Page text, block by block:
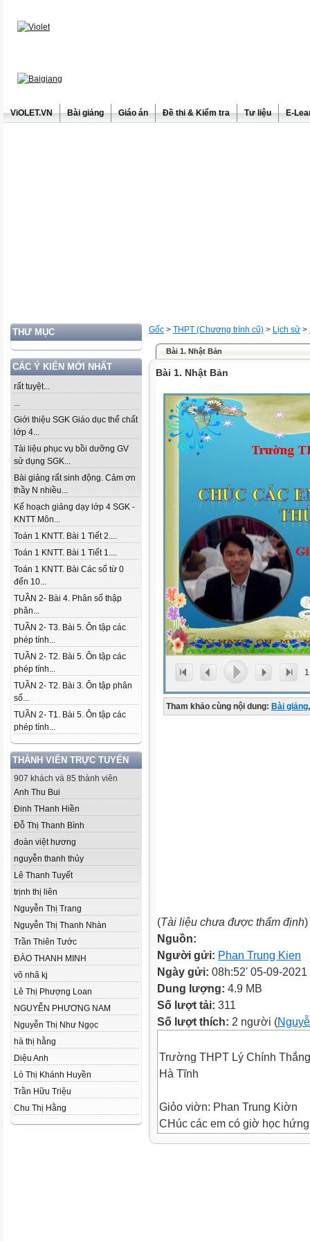
ViOLET.VN Bài giảng Giáo án Đề thi & Kiểm tra Tư liệu E-
THƯ MỤC
CÁC Ý KIẾN MỚI NHẤT
rất tuyệt...
...
Giới thiệu SGK Giáo dục thể chất
lớp 4...
Tài liệu phục vụ bồi dưỡng GV
sử dụng SGK...
Bài giảng rất sinh động. Cảm ơn
thầy N nhiều...
Kế hoạch giảng dạy lớp 4 SGK -
KNTT Môn...
Toán 1 KNTT. Bài 1 Tiết 2....
Toán 1 KNTT. Bài 1 Tiết 1....
Toán 1 KNTT. Bài Các số từ 0
đến 10...
TUẦN 2- Bài 4. Phân số thập
phân...
TUẦN 2- T3. Bài 5. Ôn tập các
phép tính...
TUẦN 2- T2. Bài 5. Ôn tập các
phép tính...
TUẦN 2- T2. Bài 3. Ôn tập phân
số...
TUẦN 2- T1. Bài 5. Ôn tập các
phép tính...
THÀNH VIÊN TRỰC TUYẾN
907 khách và 85 thành viên
Anh Thu Bui
Đinh THanh Hiền
Đỗ Thị Thanh Bình
đoàn việt hương
nguyễn thanh thủy
Lê Thanh Tuyết
trịnh thị liên
Nguyễn Thị Trang
Nguyễn Thị Thanh Nhàn
Trần Thiên Tước
ĐÀO THANH MINH
võ nhã kj
Lê Thị Phượng Loan
NGUYỄN PHƯƠNG NAM
Nguyễn Thị Như Ngọc
hà thị hằng
Diệu Anh
Lò Thị Khánh Huyền
Trần Hữu Triệu
Chu Thị Hằng
Gốc > THPT (Chương trình cũ) > Lịch sử >
Bài 1. Nhật Bản
Bài 1. Nhật Bản
1
Tham khảo cùng nội dung: Bài giảng,
(Tài liệu chưa được thẩm định)
Nguồn:
Người gửi: Phan Trung Kien
Ngày gửi: 08h:52' 05-09-2021
Dung lượng: 4.9 MB
Số lượt tải: 311
Số lượt thích: 2 người (
Trường THPT Lý Chính Thắng
Hà Tĩnh
Giỏo viờn: Phan Trung Kiờn
CHúc các em có giờ học